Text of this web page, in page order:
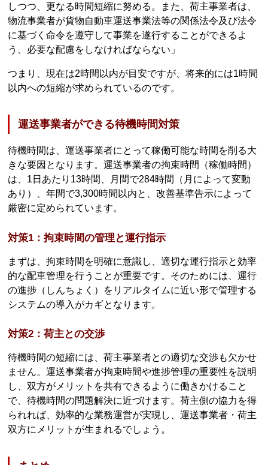
しつつ、更なる時間短縮に努める。また、荷主事業者は、
物流事業者が貨物自動車運送事業法等の関係法令及び法令
に基づく命令を遵守して事業を遂行することができるよ
う、必要な配慮をしなければならない」
つまり、現在は2時間以内が目安ですが、将来的には1時間
以内への短縮が求められているのです。
運送事業者ができる待機時間対策
待機時間は、運送事業者にとって稼働可能な時間を削る大
きな要因となります。運送事業者の拘束時間（稼働時間）
は、1日あたり13時間、月間で284時間（月によって変動
あり）、年間で3,300時間以内と、改善基準告示によって
厳密に定められています。
対策1：拘束時間の管理と運行指示
まずは、拘束時間を明確に意識し、適切な運行指示と効率
的な配車管理を行うことが重要です。そのためには、運行
の進捗（しんちょく）をリアルタイムに近い形で管理する
システムの導入がカギとなります。
対策2：荷主との交渉
待機時間の短縮には、荷主事業者との適切な交渉も欠かせ
ません。運送事業者が拘束時間や進捗管理の重要性を説明
し、双方がメリットを共有できるように働きかけること
で、待機時間の問題解決に近づけます。荷主側の協力を得
られれば、効率的な業務運営が実現し、運送事業者・荷主
双方にメリットが生まれるでしょう。